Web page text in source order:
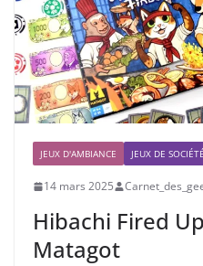
JEUX D'AMBIANCE JEUX DE SOCIÉTÉ
14 mars 2025
Hibachi Fired
Matagot